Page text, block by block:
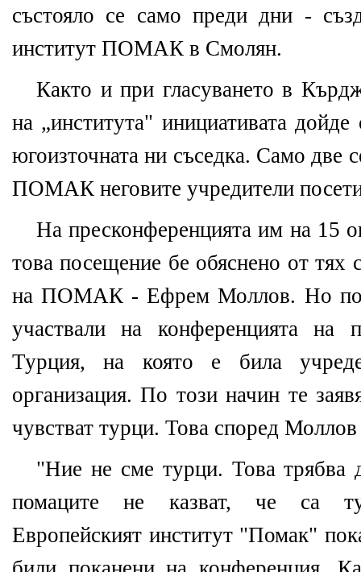
състояло се само преди дни -
институт ПОМАК в Смолян.
Както и при гласуването в
на „института" инициативата
югоизточната ни съседка. Само две
ПОМАК неговите учредители
На пресконференцията им на 15
това посещение бе обяснено от тях
на ПОМАК - Ефрем Моллов. Но по-
участвали на конференцията на
Турция, на която е била
организация. По този начин те
чувстват турци. Това според
"Ние не сме турци. Това трябва
помаците не казват, че са
Европейският институт "Помак"